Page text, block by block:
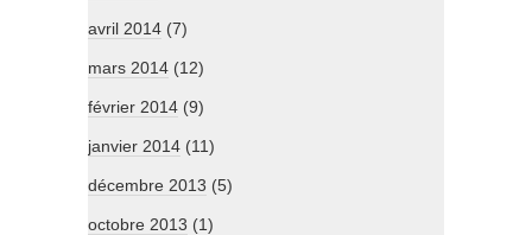
avril 2014 (7)
mars 2014 (12)
février 2014 (9)
janvier 2014 (11)
décembre 2013 (5)
octobre 2013 (1)